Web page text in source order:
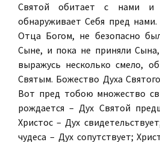
Святой обитает с нами и
обнаруживает Себя пред
Отца Богом, не безопасно
Сыне, и пока не приняли
выражусь несколько смело,
Святым. Божество Духа
Вот пред тобою множество
рождается – Дух Святой
Христос – Дух
чудеса – Дух сопутствует;